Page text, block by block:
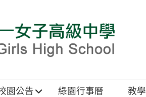
園公告 綠園行事曆 教